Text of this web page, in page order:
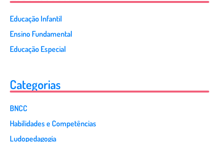
Educação Infantil
Ensino Fundamental
Educação Especial
Categorias
BNCC
Habilidades e Competências
Ludopedagogia